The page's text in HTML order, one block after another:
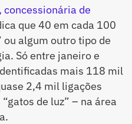
concessionária de
que 40 em cada 100
ou algum outro tipo de
Só entre janeiro e
mais 118 mil
2,4 mil ligações
de luz” – na área